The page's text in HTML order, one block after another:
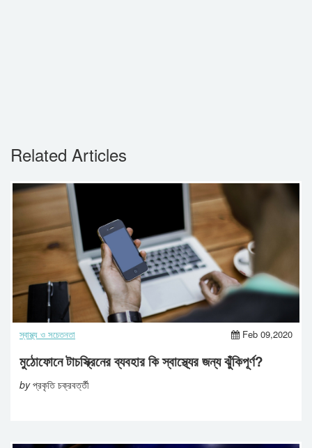
Related Articles
স্বাস্থ্য ও সচেতনতা Feb 09,2020
মুঠোফোনে টাচস্ক্রিনের ব্যবহার কি স্বাস্থ্যের জন্য ঝুঁকিপূর্ণ?
byপ্রকৃতি চক্রবর্ত্তী